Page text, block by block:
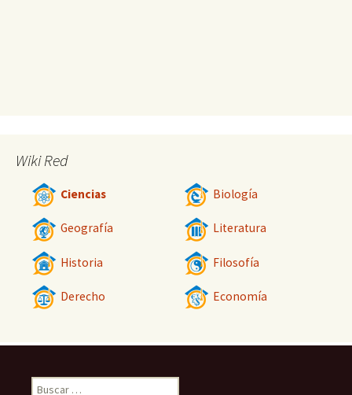
Wiki Red
Ciencias Biología
Geografía Literatura
Historia Filosofía
Derecho Economía
Buscar: